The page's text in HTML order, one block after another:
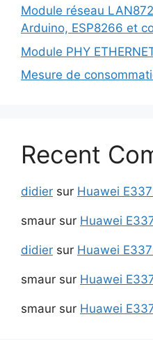
Module réseau
Arduino, ESP8266 et
Module PHY
Mesure de
Recent
didier sur Huawei
smaur sur Huawei
didier sur Huawei
smaur sur Huawei
smaur sur Huawei